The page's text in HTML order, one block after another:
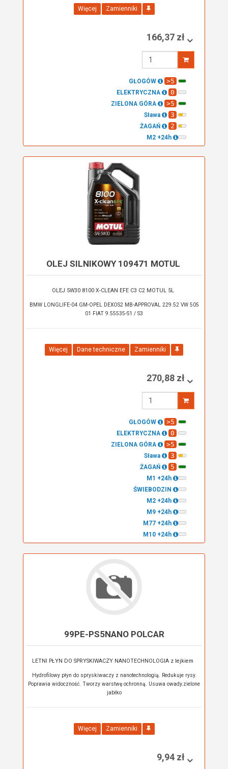
Więcej Zamienniki
166,37 zł
GŁOGÓW >5
ELEKTRYCZNA 0
ZIELONA GÓRA >5
Sława 3
ŻAGAŃ 2
M2 +24h
OLEJ SILNIKOWY 109471 MOTUL
OLEJ 5W30 8100 X-CLEAN EFE C3 C2 MOTUL 5L
BMW LONGLIFE-04 GM-OPEL DEXOS2 MB-APPROVAL 229.52 VW 505
01 FIAT 9.55535-S1 / S3
Więcej Dane techniczne Zamienniki
270,88 zł
GŁOGÓW >5
ELEKTRYCZNA 0
ZIELONA GÓRA >5
Sława 3
ŻAGAŃ 5
M1 +24h
ŚWIEBODZIN
M2 +24h
M9 +24h
M77 +24h
M10 +24h
99PE-PS5NANO POLCAR
LETNI PŁYN DO SPRYSKIWACZY NANOTECHNOLOGIA z lejkiem
Hydrofilowy płyn do spryskiwaczy z nanotechnologią. Redukuje rysy.
Poprawia widoczność. Tworzy warstwę ochronną. Usuwa owady.zielone
jabłko
Więcej Zamienniki
9,94 zł